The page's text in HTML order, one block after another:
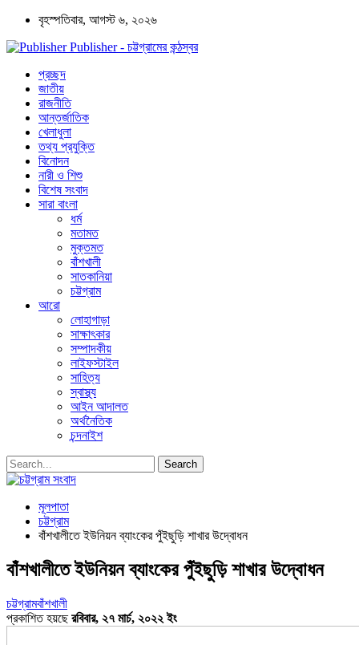
বৃহস্পতিবার, আগস্ট ৬, ২০২৬
Publisher - চট্টগ্রামের কন্ঠস্বর
প্রচ্ছদ
জাতীয়
রাজনীতি
আন্তর্জাতিক
খেলাধুলা
তথ্য প্রযুক্তি
বিনোদন
নারী ও শিশু
বিশেষ সংবাদ
সারা বাংলা
ধর্ম
মতামত
মুক্তমত
বাঁশখালী
সাতকানিয়া
চট্টগ্রাম
আরো
লোহাগাড়া
সাক্ষাৎকার
সম্পাদকীয়
লাইফস্টাইল
সাহিত্য
স্বাস্থ্য
আইন আদালত
অর্থনৈতিক
চন্দনাইশ
মূলপাতা
চট্টগ্রাম
বাঁশখালীতে ইউনিয়ন ব্যাংকের পুঁইছুড়ি শাখার উদ্বোধন
বাঁশখালীতে ইউনিয়ন ব্যাংকের পুঁইছুড়ি শাখার উদ্বোধন
চট্টগ্রামবাঁশখালী
প্রকাশিত হয়ছেরবিবার, ২৭ মার্চ, ২০২২ ইং